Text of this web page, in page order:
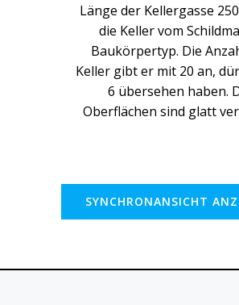
Länge der Kellergasse
die Keller vom
Baukörpertyp. Die
Keller gibt er mit 20 an,
6 übersehen haben.
Oberflächen sind glatt
SYNCHRONANSICHT